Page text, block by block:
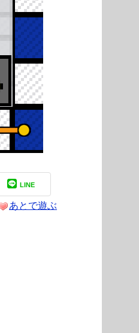
LINE
あとで遊ぶ